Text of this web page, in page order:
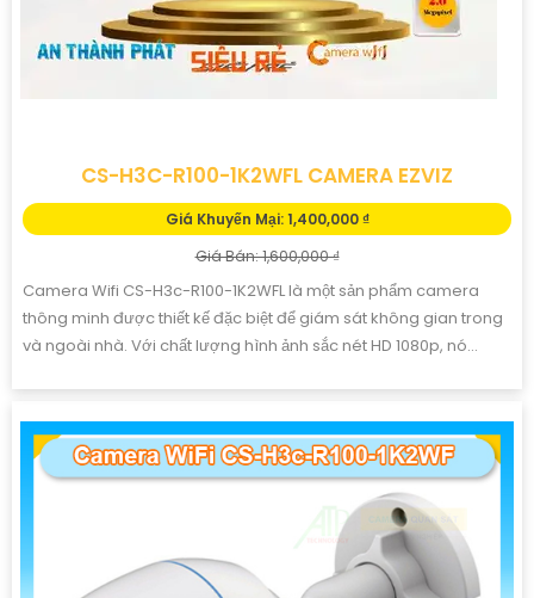
CS-H3C-R100-1K2WFL CAMERA EZVIZ
Giá Khuyến Mại: 1,400,000 ₫
Giá Bán: 1,600,000 ₫
Camera Wifi CS-H3c-R100-1K2WFL là một sản phẩm camera
thông minh được thiết kế đặc biệt để giám sát không gian trong
và ngoài nhà. Với chất lượng hình ảnh sắc nét HD 1080p, nó...